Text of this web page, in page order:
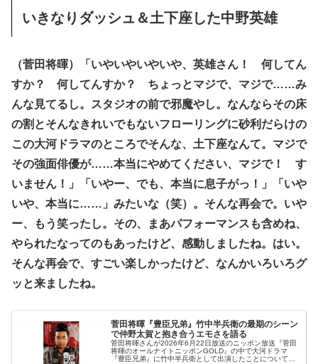
いきなりダッシュ＆土下座した中野英雄
（菅田将暉）「いやいやいやいや、英雄さん！ 何してん
すか？ 何してんすか？ ちょっとマジで、マジで……み
んな見てるし。スタジオの前で邪魔やし。なんならその床
の割とそんなきれいでもないフローリングに砂利だらけの
この大河ドラマのところでそんな、土下座なんて。マジで
その強面俳優が……本当にやめてください、マジで！ す
いません！」「いやー、でも、本当に息子がっ！」「いや
いや、本当に……」みたいな（笑）。そんな再会で。いや
ー、もう笑ったし。その、まあパフォーマンスも含めね、
やられたなってのもあったけど、感動しましたね。はい。
そんな再会で、すごい楽しかったけど、なんかいろいろグ
ッと来ましたね。
菅田将暉『豊臣兄弟』竹中半兵衛の最期のシーン
で仲野太賀と抱き合うエモさを語る
菅田将暉さんが2026年6月22日放送のニッポン放送『菅田
将暉のオールナイトニッポンGOLD』の中で大河ドラマ
『豊臣兄弟』に竹中半兵衛として出演したことについてト